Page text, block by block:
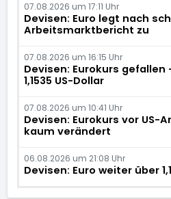
07.08.2026 um 17:11 Uhr
Devisen: Euro legt nach
Arbeitsmarktbericht zu
07.08.2026 um 16:15 Uhr
Devisen: Eurokurs gefallen
1,1535 US-Dollar
07.08.2026 um 10:41 Uhr
Devisen: Eurokurs vor US-
kaum verändert
06.08.2026 um 21:08 Uhr
Devisen: Euro weiter über